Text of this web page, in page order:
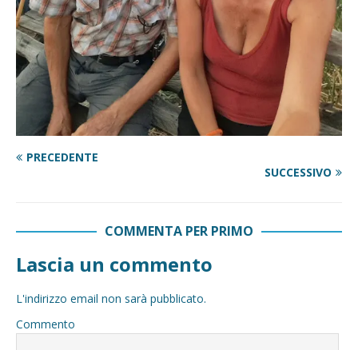
PRECEDENTE
SUCCESSIVO
COMMENTA PER PRIMO
Lascia un commento
L'indirizzo email non sarà pubblicato.
Commento